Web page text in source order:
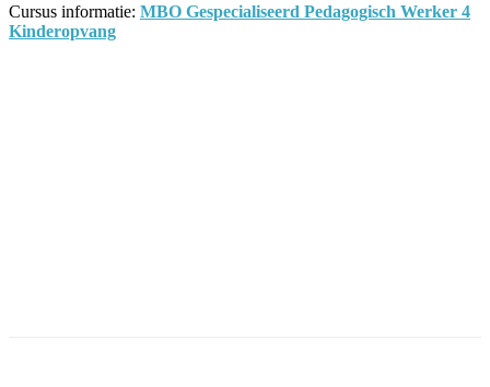
Cursus informatie: MBO Gespecialiseerd Pedagogisch Werker 4
Kinderopvang